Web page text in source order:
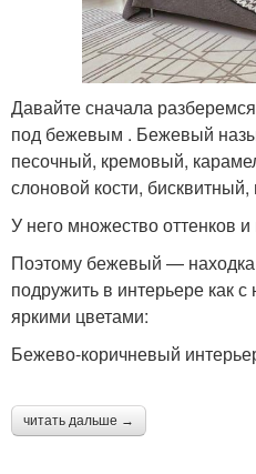
Давайте сначала
под бежевым . Бежевый
песочный, кремовый,
слоновой кости,
У него множество оттенков и
Поэтому бежевый —
подружить в интерьере как
яркими цветами:
Бежево-коричневый
читать дальше →